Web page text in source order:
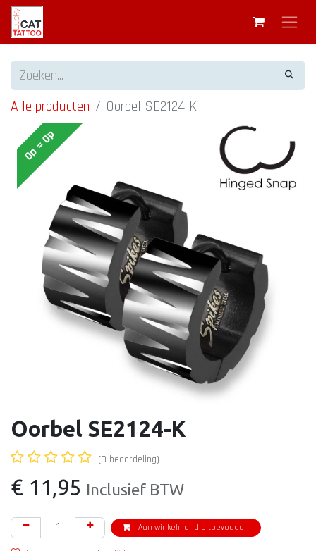
Alle producten Oorbel SE2124-K
Op = Op
Oorbel SE2124-K
(0 beoordeling)
€ 11,95 Inclusief BTW
Aan winkelmandje toevoegen